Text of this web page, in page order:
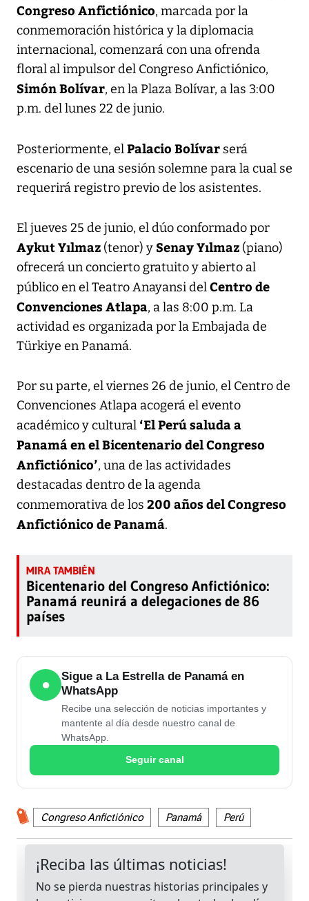
Congreso Anfictiónico, marcada por la
conmemoración histórica y la diplomacia
internacional, comenzará con una ofrenda
floral al impulsor del Congreso Anfictiónico,
Simón Bolívar, en la Plaza Bolívar, a las 3:00
p.m. del lunes 22 de junio.
Posteriormente, elPalacio Bolívar será
escenario de una sesión solemne para la cual se
requerirá registro previo de los asistentes.
El jueves 25 de junio, el dúo conformado por
Aykut Yılmaz (tenor) y Senay Yılmaz (piano)
ofrecerá un concierto gratuito y abierto al
público en el Teatro Anayansi delCentro de
Convenciones Atlapa, a las 8:00 p.m. La
actividad es organizada por la Embajada de
Türkiye en Panamá.
Por su parte, el viernes 26 de junio, el Centro de
Convenciones Atlapa acogerá el evento
académico y cultural ‘El Perú saluda a
Panamá en el Bicentenario del Congreso
Anfictiónico’, una de las actividades
destacadas dentro de la agenda
conmemorativa de los 200 años del Congreso
Anfictiónico de Panamá.
Bicentenario del Congreso Anfictiónico:
Panamá reunirá a delegaciones de 86
países
●
Sigue a La Estrella de Panamá en
WhatsApp
Recibe una selección de noticias importantes y
mantente al día desde nuestro canal de
WhatsApp.
Seguir canal
Congreso Anfictiónico Panamá Perú